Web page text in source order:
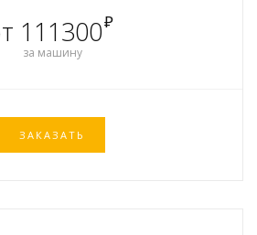
111300₽
за машину
ЗАКАЗАТЬ